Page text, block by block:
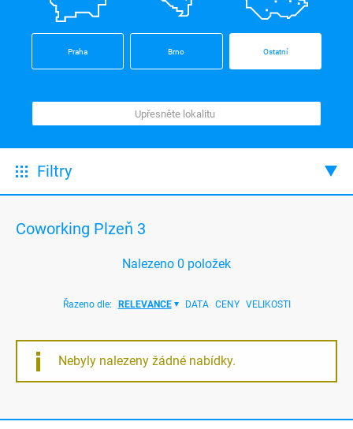
Praha Brno Ostatní
Filtry
Coworking Plzeň 3
Nalezeno 0 položek
Řazeno dle: RELEVANCE DATA CENY VELIKOSTI
Nebyly nalezeny žádné nabídky.